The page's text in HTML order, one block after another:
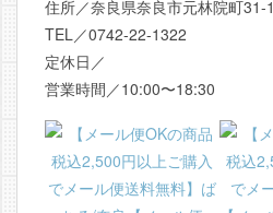
住所／奈良県奈良市元林院町31-1
TEL／0742-22-1322
定休日／
営業時間／10:00〜18:30